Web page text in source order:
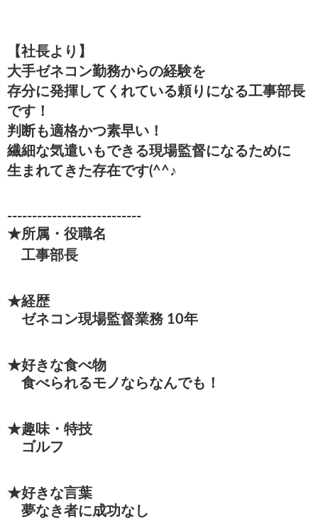
【社長より】
大手ゼネコン勤務からの経験を
存分に発揮してくれている頼りになる工事部長
です！
判断も適格かつ素早い！
繊細な気遣いもできる現場監督になるために
生まれてきた存在です(^^♪
---------------------------
★所属・役職名
工事部長
★経歴
ゼネコン現場監督業務 10年
★好きな食べ物
食べられるモノならなんでも！
★趣味・特技
ゴルフ
★好きな言葉
夢なき者に成功なし